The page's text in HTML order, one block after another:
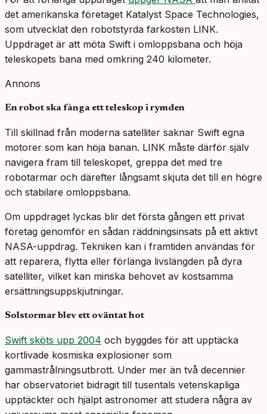
det amerikanska företaget Katalyst Space Technologies,
som utvecklat den robotstyrda farkosten LINK.
Uppdraget är att möta Swift i omloppsbana och höja
teleskopets bana med omkring 240 kilometer.
Annons
En robot ska fånga ett teleskop i rymden
Till skillnad från moderna satelliter saknar Swift egna
motorer som kan höja banan. LINK måste därför själv
navigera fram till teleskopet, greppa det med tre
robotarmar och därefter långsamt skjuta det till en högre
och stabilare omloppsbana.
Om uppdraget lyckas blir det första gången ett privat
företag genomför en sådan räddningsinsats på ett aktivt
NASA-uppdrag. Tekniken kan i framtiden användas för
att reparera, flytta eller förlänga livslängden på dyra
satelliter, vilket kan minska behovet av kostsamma
ersättningsuppskjutningar.
Solstormar blev ett oväntat hot
Swift sköts upp 2004 och byggdes för att upptäcka
kortlivade kosmiska explosioner som
gammastrålningsutbrott. Under mer än två decennier
har observatoriet bidragit till tusentals vetenskapliga
upptäckter och hjälpt astronomer att studera några av